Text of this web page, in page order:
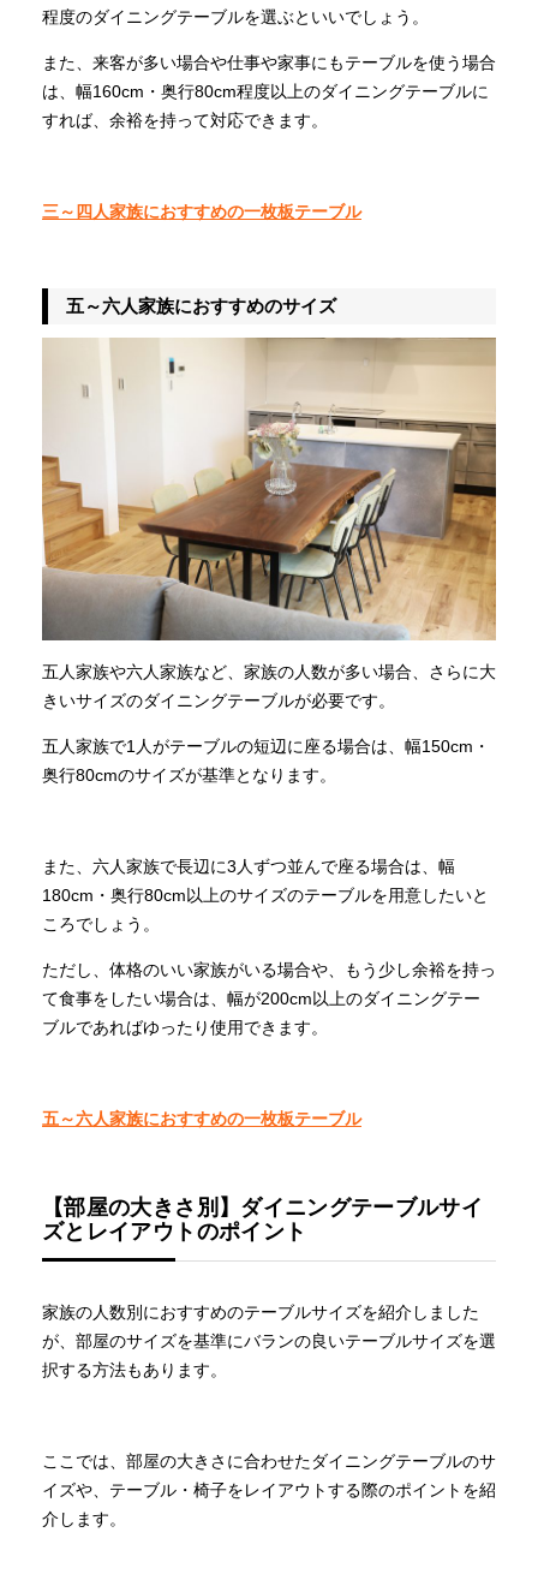
程度のダイニングテーブルを選ぶといいでしょう。
また、来客が多い場合や仕事や家事にもテーブルを使う場合
は、幅160cm・奥行80cm程度以上のダイニングテーブルに
すれば、余裕を持って対応できます。
三～四人家族におすすめの一枚板テーブル
五～六人家族におすすめのサイズ
五人家族や六人家族など、家族の人数が多い場合、さらに大
きいサイズのダイニングテーブルが必要です。
五人家族で1人がテーブルの短辺に座る場合は、幅150cm・
奥行80cmのサイズが基準となります。
また、六人家族で長辺に3人ずつ並んで座る場合は、幅
180cm・奥行80cm以上のサイズのテーブルを用意したいと
ころでしょう。
ただし、体格のいい家族がいる場合や、もう少し余裕を持っ
て食事をしたい場合は、幅が200cm以上のダイニングテー
ブルであればゆったり使用できます。
五～六人家族におすすめの一枚板テーブル
【部屋の大きさ別】ダイニングテーブルサイ
ズとレイアウトのポイント
家族の人数別におすすめのテーブルサイズを紹介しました
が、部屋のサイズを基準にバランの良いテーブルサイズを選
択する方法もあります。
ここでは、部屋の大きさに合わせたダイニングテーブルのサ
イズや、テーブル・椅子をレイアウトする際のポイントを紹
介します。